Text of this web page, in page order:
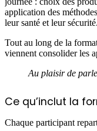
application des
leur santé et leur sécurité.
Tout au long de la
viennent consolider les
Au plaisir de
Ce qu’inclut la
Chaque participant